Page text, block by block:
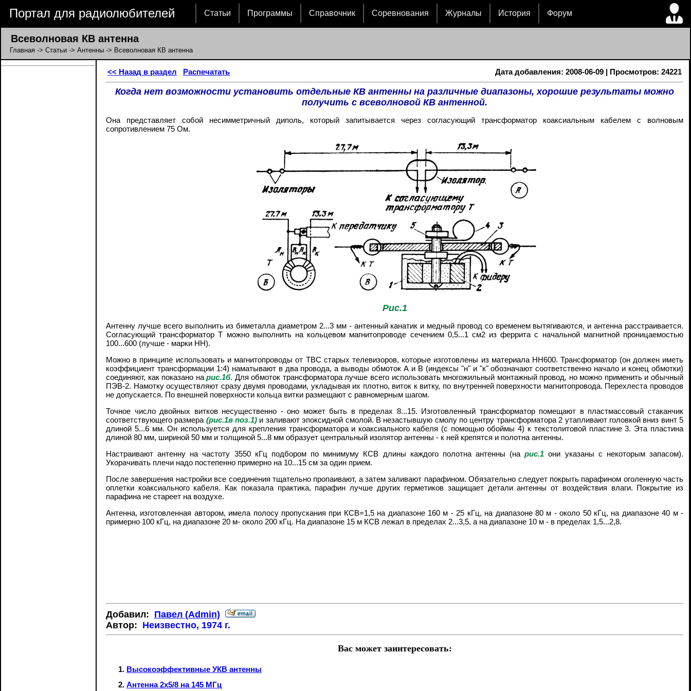
Портал для радиолюбителей Статьи Программы Справочник Соревнования Журналы История Форум
Всеволновая КВ антенна
Главная -> Статьи -> Антенны -> Всеволновая КВ антенна
<< Назад в раздел Распечатать Дата добавления: 2008-06-09 | Просмотров: 24221
Когда нет возможности установить отдельные КВ антенны на различные диапазоны, хорошие результаты можно
получить с всеволновой КВ антенной.
Она представляет собой несимметричный диполь, который запитывается через согласующий трансформатор коаксиальным кабелем с волновым
сопротивлением 75 Ом.
Рис.1
Антенну лучше всего выполнить из биметалла диаметром 2...3 мм - антенный канатик и медный провод со временем вытягиваются, и антенна расстраивается.
Согласующий трансформатор Т можно выполнить на кольцевом магнитопроводе сечением 0,5...1 см2 из феррита с начальной магнитной проницаемостью
100...600 (лучше - марки НН).
Можно в принципе использовать и магнитопроводы от ТВС старых телевизоров, которые изготовлены из материала НН600. Трансформатор (он должен иметь
коэффициент трансформации 1:4) наматывают в два провода, а выводы обмоток А и В (индексы "н" и "к" обозначают соответственно начало и конец обмотки)
соединяют, как показано нарис.1б. Для обмоток трансформатора лучше всего использовать многожильный монтажный провод, но можно применить и обычный
ПЭВ-2. Намотку осуществляют сразу двумя проводами, укладывая их плотно, виток к витку, по внутренней поверхности магнитопровода. Перехлеста проводов
не допускается. По внешней поверхности кольца витки размещают с равномерным шагом.
Точное число двойных витков несущественно - оно может быть в пределах 8...15. Изготовленный трансформатор помещают в пластмассовый стаканчик
соответствующего размера (рис.1в поз.1) и заливают эпоксидной смолой. В незастывшую смолу по центру трансформатора 2 утапливают головкой вниз винт 5
длиной 5...6 мм. Он используется для крепления трансформатора и коаксиального кабеля (с помощью обоймы 4) к текстолитовой пластине 3. Эта пластина
длиной 80 мм, шириной 50 мм и толщиной 5...8 мм образует центральный изолятор антенны - к ней крепятся и полотна антенны.
Настраивают антенну на частоту 3550 кГц подбором по минимуму КСВ длины каждого полотна антенны (нарис.1 они указаны с некоторым запасом).
Укорачивать плечи надо постепенно примерно на 10...15 см за один прием.
После завершения настройки все соединения тщательно пропаивают, а затем заливают парафином. Обязательно следует покрыть парафином оголенную часть
оплетки коаксиального кабеля. Как показала практика, парафин лучше других герметиков защищает детали антенны от воздействия влаги. Покрытие из
парафина не стареет на воздухе.
Антенна, изготовленная автором, имела полосу пропускания при КСВ=1,5 на диапазоне 160 м - 25 кГц, на диапазоне 80 м - около 50 кГц, на диапазоне 40 м -
примерно 100 кГц, на диапазоне 20 м- около 200 кГц. На диапазоне 15 м КСВ лежал в пределах 2...3,5, а на диапазоне 10 м - в пределах 1,5...2,8.
Добавил: Павел (Admin)
Автор: Неизвестно, 1974 г.
Вас может заинтересовать:
Высокоэффективные УКВ антенны
Антенна 2х5/8 на 145 МГц